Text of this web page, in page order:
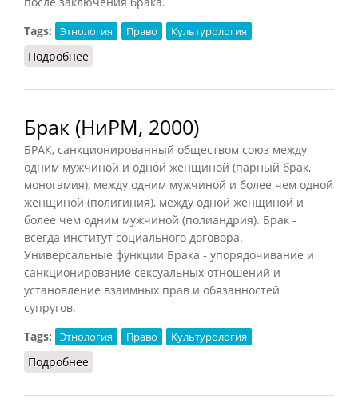
Tags:
Этнология Право Культурология
Подробнее
Брак (НиРМ, 2000)
БРАК, санкционированный обществом союз между
одним мужчиной и одной женщиной (парный брак,
моногамия), между одним мужчиной и более чем одной
женщиной (полигиния), между одной женщиной и
более чем одним мужчиной (полиандрия). Брак -
всегда институт социального договора.
Универсальные функции Брака - упорядочивание и
санкционирование сексуальных отношений и
установление взаимных прав и обязанностей
супругов.
Tags:
Этнология Право Культурология
Подробнее